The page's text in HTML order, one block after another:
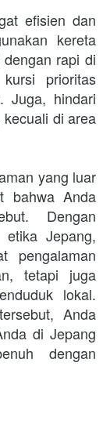
efisien dan
kereta
rapi di
prioritas
Juga, hindari
di area
yang luar
bahwa Anda
Dengan
Jepang,
pengalaman
tetapi juga
lokal.
Anda
di Jepang
dengan